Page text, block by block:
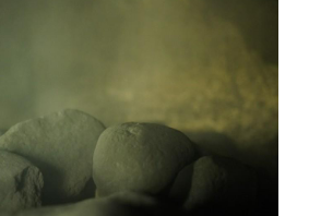
päivät tiistai, keskiviikko,
ja lauantai